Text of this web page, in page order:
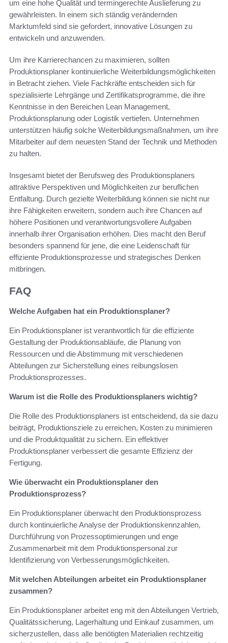
um eine hohe Qualität und termingerechte Auslieferung zu
gewährleisten. In einem sich ständig verändernden
Marktumfeld sind sie gefordert, innovative Lösungen zu
entwickeln und anzuwenden.
Um ihre Karrierechancen zu maximieren, sollten
Produktionsplaner kontinuierliche Weiterbildungsmöglichkeiten
in Betracht ziehen. Viele Fachkräfte entscheiden sich für
spezialisierte Lehrgänge und Zertifikatsprogramme, die ihre
Kenntnisse in den Bereichen Lean Management,
Produktionsplanung oder Logistik vertiefen. Unternehmen
unterstützen häufig solche Weiterbildungsmaßnahmen, um ihre
Mitarbeiter auf dem neuesten Stand der Technik und Methoden
zu halten.
Insgesamt bietet der Berufsweg des Produktionsplaners
attraktive Perspektiven und Möglichkeiten zur beruflichen
Entfaltung. Durch gezielte Weiterbildung können sie nicht nur
ihre Fähigkeiten erweitern, sondern auch ihre Chancen auf
höhere Positionen und verantwortungsvollere Aufgaben
innerhalb ihrer Organisation erhöhen. Dies macht den Beruf
besonders spannend für jene, die eine Leidenschaft für
effiziente Produktionsprozesse und strategisches Denken
mitbringen.
FAQ
Welche Aufgaben hat ein Produktionsplaner?
Ein Produktionsplaner ist verantwortlich für die effiziente
Gestaltung der Produktionsabläufe, die Planung von
Ressourcen und die Abstimmung mit verschiedenen
Abteilungen zur Sicherstellung eines reibungslosen
Produktionsprozesses.
Warum ist die Rolle des Produktionsplaners wichtig?
Die Rolle des Produktionsplaners ist entscheidend, da sie dazu
beiträgt, Produktionsziele zu erreichen, Kosten zu minimieren
und die Produktqualität zu sichern. Ein effektiver
Produktionsplaner verbessert die gesamte Effizienz der
Fertigung.
Wie überwacht ein Produktionsplaner den
Produktionsprozess?
Ein Produktionsplaner überwacht den Produktionsprozess
durch kontinuierliche Analyse der Produktionskennzahlen,
Durchführung von Prozessoptimierungen und enge
Zusammenarbeit mit dem Produktionspersonal zur
Identifizierung von Verbesserungsmöglichkeiten.
Mit welchen Abteilungen arbeitet ein Produktionsplaner
zusammen?
Ein Produktionsplaner arbeitet eng mit den Abteilungen Vertrieb,
Qualitätssicherung, Lagerhaltung und Einkauf zusammen, um
sicherzustellen, dass alle benötigten Materialien rechtzeitig